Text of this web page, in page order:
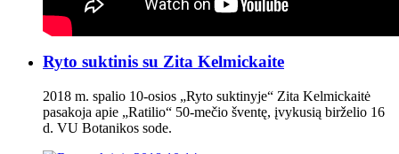
Ryto suktinis su Zita Kelmickaite
2018 m. spalio 10-osios „Ryto suktinyje“ Zita Kelmickaitė
pasakoja apie „Ratilio“ 50-mečio šventę, įvykusią birželio 16
d. VU Botanikos sode.